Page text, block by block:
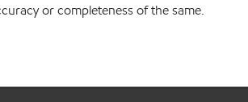
or completeness of the same.